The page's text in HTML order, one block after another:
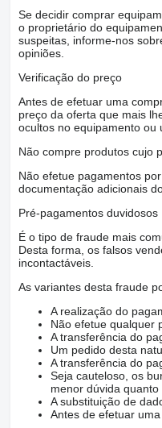
Se decidir comprar
o proprietário do
suspeitas, informe-nos
opiniões.
Verificação do preço
Antes de efetuar uma
preço da oferta que mais
ocultos no equipamento ou
Não compre produtos cujo
Não efetue pagamentos
documentação adicionais
Pré-pagamentos duvidosos
É o tipo de fraude mais
Desta forma, os falsos
incontactáveis.
As variantes desta fraude
A realização do
Não efetue qualquer
A transferência do
Um pedido desta
A transferência do
Seja cauteloso, os
menor dúvida
A substituição de
Antes de efetuar